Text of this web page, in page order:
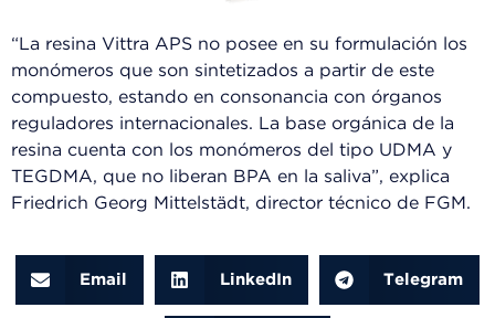
“La resina Vittra APS no posee en su formulación los
monómeros que son sintetizados a partir de este
compuesto, estando en consonancia con órganos
reguladores internacionales. La base orgánica de la
resina cuenta con los monómeros del tipo UDMA y
TEGDMA, que no liberan BPA en la saliva”, explica
Friedrich Georg Mittelstädt, director técnico de FGM.
Email LinkedIn Telegram